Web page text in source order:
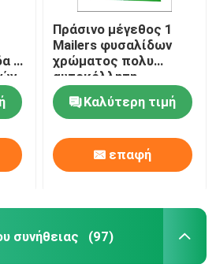
5
Πράσινο μέγεθος 1
Mailers φυσαλίδων
χρώματος πολυ
αυτοκόλλητη
σφραγίδα φακέλων
αεροφυσαλίδων
Καλύτερη τιμή
επαφή
συνήθειας (97)